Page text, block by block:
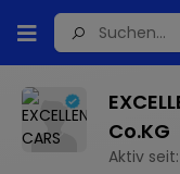
Co.KG
Aktiv seit: